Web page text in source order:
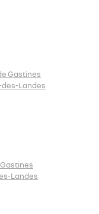
Gastines
Landes
Landes